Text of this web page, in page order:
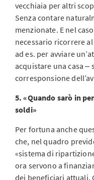
vecchiaia per altri
Senza contare
menzionate. E nel
necessario ricorrere
ad es. per avviare
acquistare una casa ‒
corresponsione
5. «Quando sarò in
soldi»
Per fortuna anche
che, nel quadro
«sistema di
ora servono a
dei beneficiari attuali.